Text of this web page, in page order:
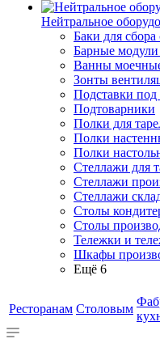
Нейтральное
Баки для сбора
Барные
Ванны
Зонты
Подставки под
Подтоварники
Полки для
Полки
Полки
Стеллажи для
Стеллажи
Стеллажи
Столы
Столы
Тележки и
Шкафы
Ещё 6
Ресторанам Столовым